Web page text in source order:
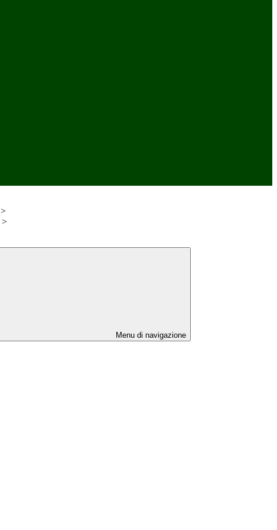
>
>
Menu di navigazione